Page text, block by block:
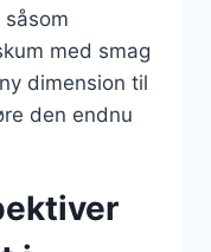
med smag
dimension til
den endnu